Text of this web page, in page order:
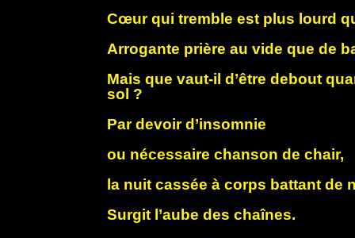
Cœur qui tremble est plus lourd
Arrogante prière au vide que de
Mais que vaut-il d’être debout
sol ?
Par devoir d’insomnie
ou nécessaire chanson de chair,
la nuit cassée à corps battant de
Surgit l’aube des chaînes.